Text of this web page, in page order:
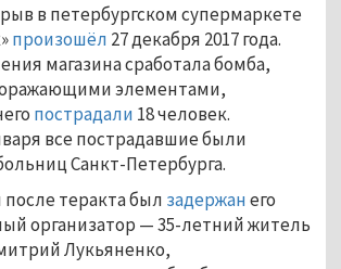
в петербургском супермаркете
произошёл 27 декабря 2017 года.
магазина сработала бомба,
элементами,
пострадали 18 человек.
все пострадавшие были
Санкт-Петербурга.
теракта был задержанего
организатор — 35-летний житель
Лукьяненко,